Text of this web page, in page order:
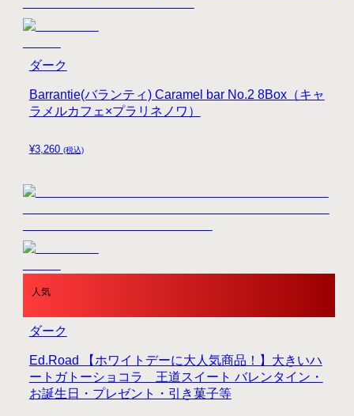
¥3,260 (税込)
Barrantie(バランティ) Caramel bar No.2 8Box（キャ
ラメルカフェ×プラリネノワ）
ダーク
人気
Ed.Road 【ホワイトデーに大人気商品！】大きいハ
ートガトーショコラ 王道スイート バレンタイン・
お誕生日・プレゼント・引き菓子等
ダーク